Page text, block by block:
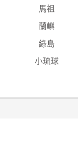
馬祖
蘭嶼
綠島
小琉球